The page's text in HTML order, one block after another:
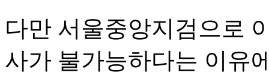
다만 서울중앙지검으로
사가 불가능하다는 이유